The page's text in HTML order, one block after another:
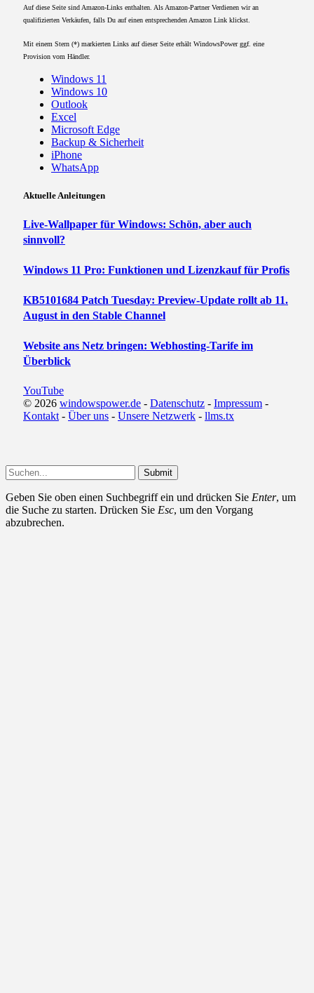
Auf diese Seite sind Amazon-Links enthalten. Als Amazon-Partner Verdienen wir an
qualifizierten Verkäufen, falls Du auf einen entsprechenden Amazon Link klickst.
Mit einem Stern (*) markierten Links auf dieser Seite erhält WindowsPower ggf. eine
Provision vom Händler.
Windows 11
Windows 10
Outlook
Excel
Microsoft Edge
Backup & Sicherheit
iPhone
WhatsApp
Aktuelle Anleitungen
Live-Wallpaper für Windows: Schön, aber auch
sinnvoll?
Windows 11 Pro: Funktionen und Lizenzkauf für Profis
KB5101684 Patch Tuesday: Preview-Update rollt ab 11.
August in den Stable Channel
Website ans Netz bringen: Webhosting-Tarife im
Überblick
YouTube
© 2026 windowspower.de - Datenschutz - Impressum -
Kontakt - Über uns - Unsere Netzwerk - llms.tx
Submit
Geben Sie oben einen Suchbegriff ein und drücken Sie Enter, um
die Suche zu starten. Drücken Sie Esc, um den Vorgang
abzubrechen.